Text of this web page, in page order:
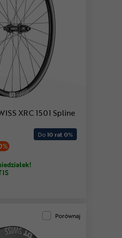
XRC 1501 Spline
Do10 rat 0%
Porównaj